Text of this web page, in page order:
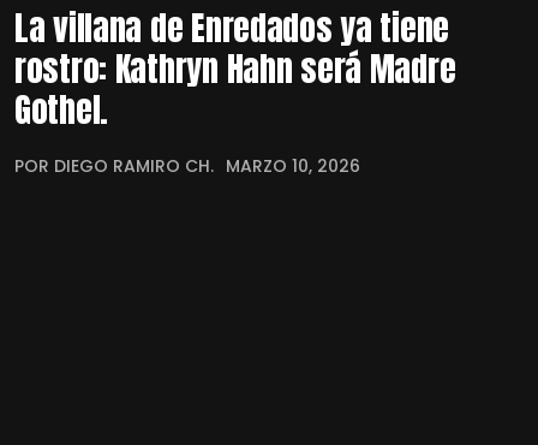
La villana de Enredados ya tiene
rostro: Kathryn Hahn será Madre
Gothel.
POR DIEGO RAMIRO CH. MARZO 10, 2026